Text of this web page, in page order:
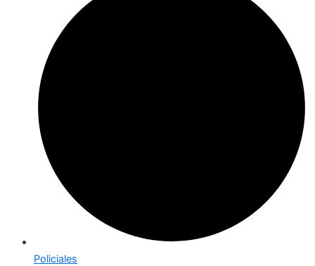
Policiales